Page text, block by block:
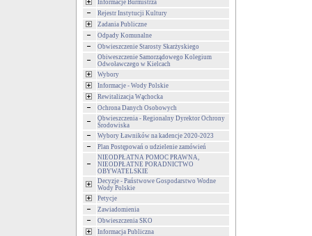
Informacje Burmistrza
Rejestr Instytucji Kultury
Zadania Publiczne
Odpady Komunalne
Obwieszczenie Starosty Skarżyskiego
Obiweszczenie Samorządowego Kolegium
Odwoławczego w Kielcach
Wybory
Informacje - Wody Polskie
Rewitalizacja Wąchocka
Ochrona Danych Osobowych
Obwieszczenia - Regionalny Dyrektor Ochrony
Środowiska
Wybory Ławników na kadencje 2020-2023
Plan Postępowań o udzielenie zamówień
NIEODPŁATNA POMOC PRAWNA,
NIEODPŁATNE PORADNICTWO
OBYWATELSKIE
Decyzje - Państwowe Gospodarstwo Wodne
Wody Polskie
Petycje
Zawiadomienia
Obwieszczenia SKO
Informacja Publiczna